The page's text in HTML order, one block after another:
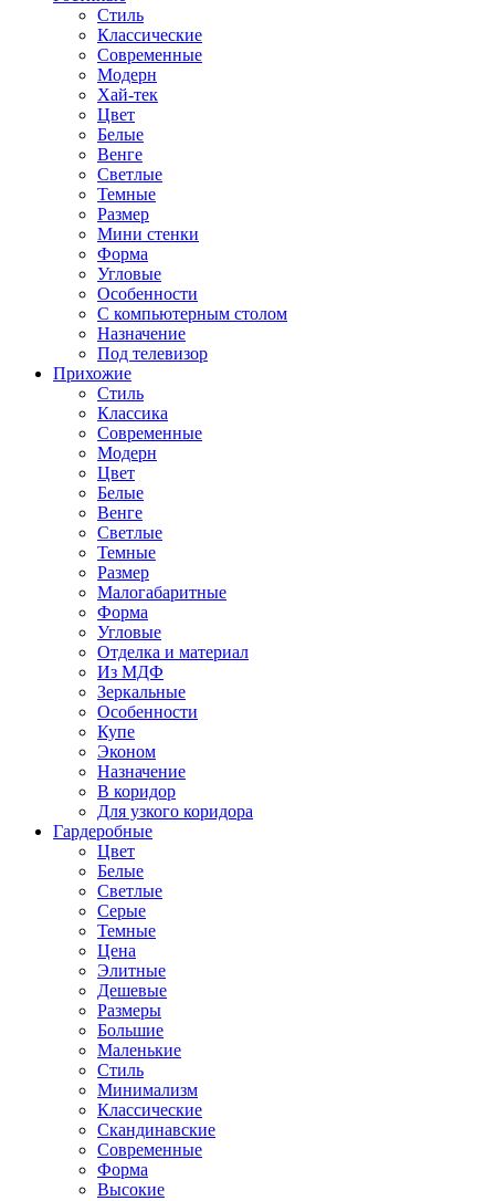
Стиль
Классические
Современные
Модерн
Хай-тек
Цвет
Белые
Венге
Светлые
Темные
Размер
Мини стенки
Форма
Угловые
Особенности
С компьютерным столом
Назначение
Под телевизор
Прихожие
Стиль
Классика
Современные
Модерн
Цвет
Белые
Венге
Светлые
Темные
Размер
Малогабаритные
Форма
Угловые
Отделка и материал
Из МДФ
Зеркальные
Особенности
Купе
Эконом
Назначение
В коридор
Для узкого коридора
Гардеробные
Цвет
Белые
Светлые
Серые
Темные
Цена
Элитные
Дешевые
Размеры
Большие
Маленькие
Стиль
Минимализм
Классические
Скандинавские
Современные
Форма
Высокие